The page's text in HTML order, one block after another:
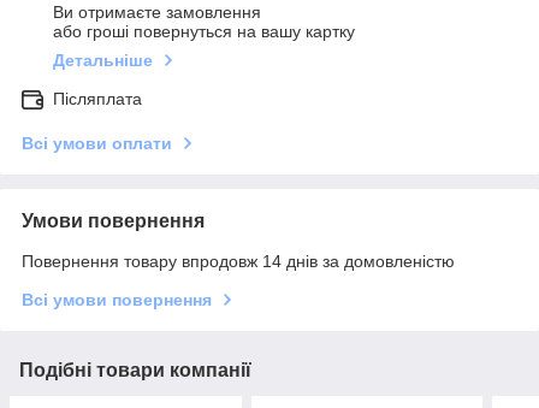
Ви отримаєте замовлення
або гроші повернуться на вашу картку
Детальніше
Післяплата
Всі умови оплати
Умови повернення
Повернення товару впродовж 14 днів за домовленістю
Всі умови повернення
Подібні товари компанії